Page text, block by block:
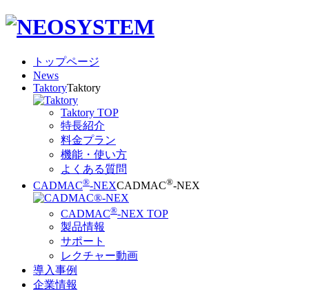
トップページ
News
TaktoryTaktory
Taktory TOP
特長紹介
料金プラン
機能・使い方
よくある質問
CADMAC®-NEXCADMAC®-NEX
CADMAC®-NEX TOP
製品情報
サポート
レクチャー動画
導入事例
企業情報